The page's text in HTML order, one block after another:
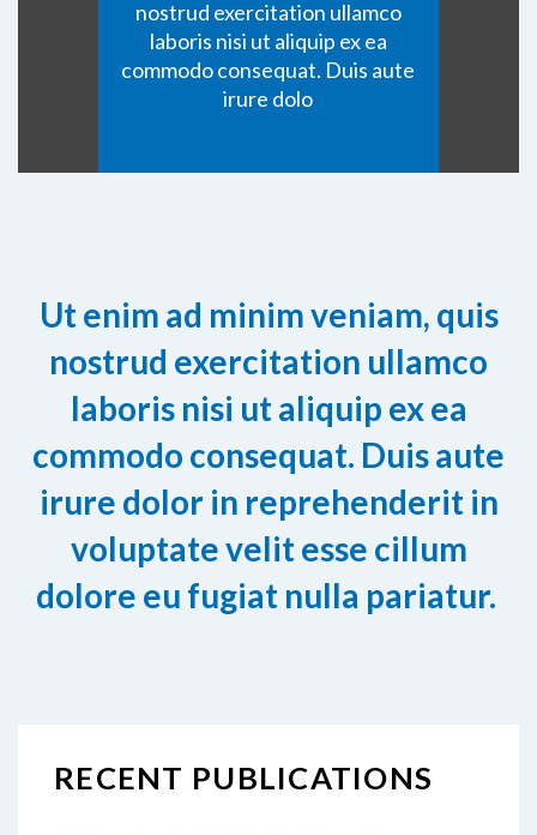
nostrud exercitation ullamco
laboris nisi ut aliquip ex ea
commodo consequat. Duis aute
irure dolo
Ut enim ad minim veniam, quis
nostrud exercitation ullamco
laboris nisi ut aliquip ex ea
commodo consequat. Duis aute
irure dolor in reprehenderit in
voluptate velit esse cillum
dolore eu fugiat nulla pariatur.
RECENT PUBLICATIONS